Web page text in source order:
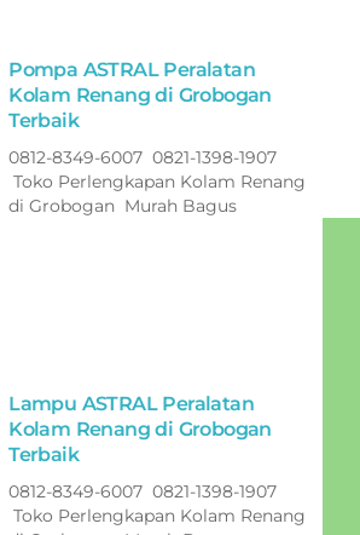
Pompa ASTRAL Peralatan
Kolam Renang di Grobogan
Terbaik
0812-8349-6007 0821-1398-1907
Toko Perlengkapan Kolam Renang
di Grobogan Murah Bagus
Lampu ASTRAL Peralatan
Kolam Renang di Grobogan
Terbaik
0812-8349-6007 0821-1398-1907
Toko Perlengkapan Kolam Renang